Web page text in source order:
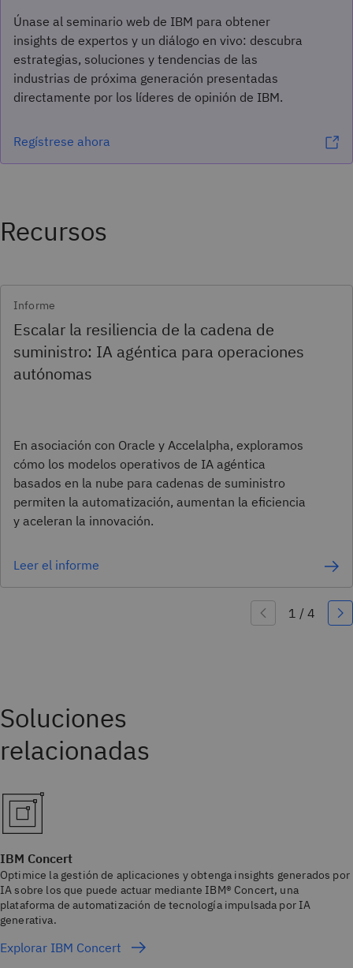
Únase al seminario web de IBM para obtener
insights de expertos y un diálogo en vivo: descubra
estrategias, soluciones y tendencias de las
industrias de próxima generación presentadas
directamente por los líderes de opinión de IBM.
Regístrese ahora
Recursos
Informe
Escalar la resiliencia de la cadena de
suministro: IA agéntica para operaciones
autónomas
En asociación con Oracle y Accelalpha, exploramos
cómo los modelos operativos de IA agéntica
basados en la nube para cadenas de suministro
permiten la automatización, aumentan la eficiencia
y aceleran la innovación.
Leer el informe
IBM Concert
Optimice la gestión de aplicaciones y obtenga insights generados por
IA sobre los que puede actuar mediante IBM® Concert, una
plataforma de automatización de tecnología impulsada por IA
generativa.
Explorar IBM Concert